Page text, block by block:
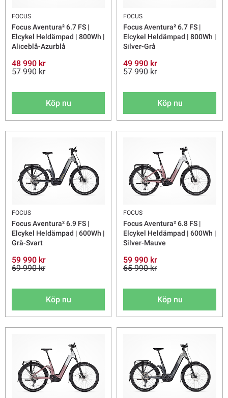
FOCUS
Focus Aventura² 6.7 FS |
Elcykel Heldämpad | 800Wh |
Aliceblå-Azurblå
48 990 kr
57 990 kr
Köp nu
FOCUS
Focus Aventura² 6.7 FS |
Elcykel Heldämpad | 800Wh |
Silver-Grå
49 990 kr
57 990 kr
Köp nu
FOCUS
Focus Aventura² 6.9 FS |
Elcykel Heldämpad | 600Wh |
Grå-Svart
59 990 kr
69 990 kr
Köp nu
FOCUS
Focus Aventura² 6.8 FS |
Elcykel Heldämpad | 600Wh |
Silver-Mauve
59 990 kr
65 990 kr
Köp nu